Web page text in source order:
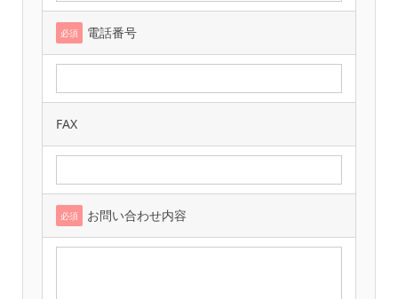
必須 電話番号
FAX
必須 お問い合わせ内容